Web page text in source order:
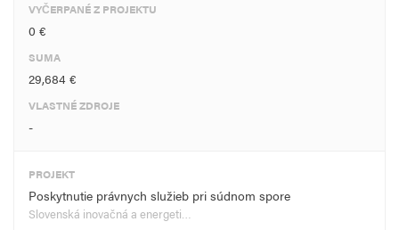
VYČERPANÉ Z PROJEKTU
0 €
SUMA
29,684 €
VLASTNÉ ZDROJE
-
PROJEKT
Poskytnutie právnych služieb pri súdnom spore
Slovenská inovačná a energeti…